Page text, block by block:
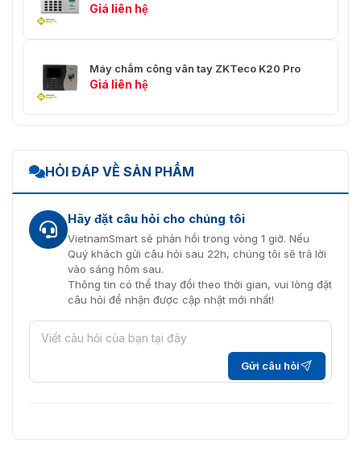
Giá liên hệ
Máy chấm công vân tay ZKTeco K20 Pro
Giá liên hệ
HỎI ĐÁP VỀ SẢN PHẨM
Hãy đặt câu hỏi cho chúng tôi
VietnamSmart sẽ phản hồi trong vòng 1 giờ. Nếu
Quý khách gửi câu hỏi sau 22h, chúng tôi sẽ trả lời
vào sáng hôm sau.
Thông tin có thể thay đổi theo thời gian, vui lòng đặt
câu hỏi để nhận được cập nhật mới nhất!
Gửi câu hỏi